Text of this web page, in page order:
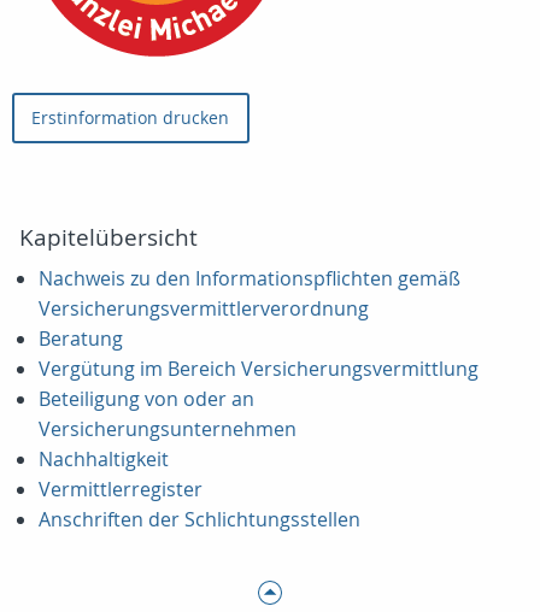
Erstinformation drucken
Kapitelübersicht
Nachweis zu den Informationspflichten gemäß
Versicherungsvermittlerverordnung
Beratung
Vergütung im Bereich Versicherungsvermittlung
Beteiligung von oder an
Versicherungsunternehmen
Nachhaltigkeit
Vermittlerregister
Anschriften der Schlichtungsstellen